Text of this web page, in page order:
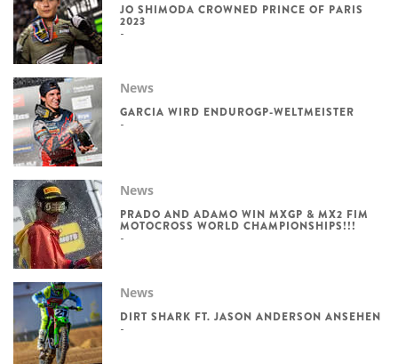
JO SHIMODA CROWNED PRINCE OF PARIS
2023
News
GARCIA WIRD ENDUROGP-WELTMEISTER
News
PRADO AND ADAMO WIN MXGP & MX2 FIM
MOTOCROSS WORLD CHAMPIONSHIPS!!!
News
DIRT SHARK FT. JASON ANDERSON ANSEHEN